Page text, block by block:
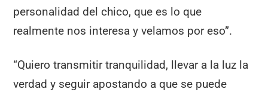
personalidad del chico, que es lo que
realmente nos interesa y velamos por eso”.
“Quiero transmitir tranquilidad, llevar a la luz la
verdad y seguir apostando a que se puede